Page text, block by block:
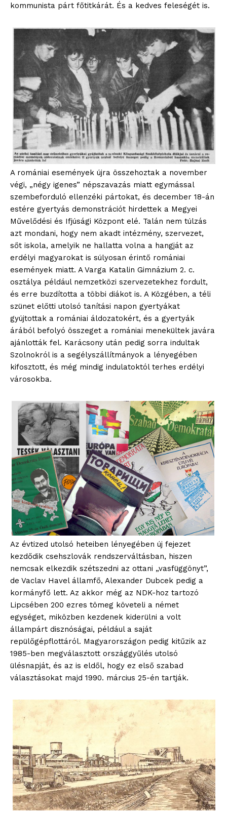
kommunista párt főtitkárát. És a kedves feleségét is.
A romániai események újra összehoztak a november
végi, „négy igenes” népszavazás miatt egymással
szembeforduló ellenzéki pártokat, és december 18-án
estére gyertyás demonstrációt hirdettek a Megyei
Művelődési és Ifjúsági Központ elé. Talán nem túlzás
azt mondani, hogy nem akadt intézmény, szervezet,
sőt iskola, amelyik ne hallatta volna a hangját az
erdélyi magyarokat is súlyosan érintő romániai
események miatt. A Varga Katalin Gimnázium 2. c.
osztálya például nemzetközi szervezetekhez fordult,
és erre buzdította a többi diákot is. A Közgében, a téli
szünet előtti utolsó tanítási napon gyertyákat
gyújtottak a romániai áldozatokért, és a gyertyák
árából befolyó összeget a romániai menekültek javára
ajánlották fel. Karácsony után pedig sorra indultak
Szolnokról is a segélyszállítmányok a lényegében
kifosztott, és még mindig indulatoktól terhes erdélyi
városokba.
Az évtized utolsó heteiben lényegében új fejezet
kezdődik csehszlovák rendszerváltásban, hiszen
nemcsak elkezdik szétszedni az ottani „vasfüggönyt”,
de Vaclav Havel államfő, Alexander Dubcek pedig a
kormányfő lett. Az akkor még az NDK-hoz tartozó
Lipcsében 200 ezres tömeg követeli a német
egységet, miközben kezdenek kiderülni a volt
állampárt disznóságai, például a saját
repülőgépflottáról. Magyarországon pedig kitűzik az
1985-ben megválasztott országgyűlés utolsó
ülésnapját, és az is eldől, hogy ez első szabad
választásokat majd 1990. március 25-én tartják.